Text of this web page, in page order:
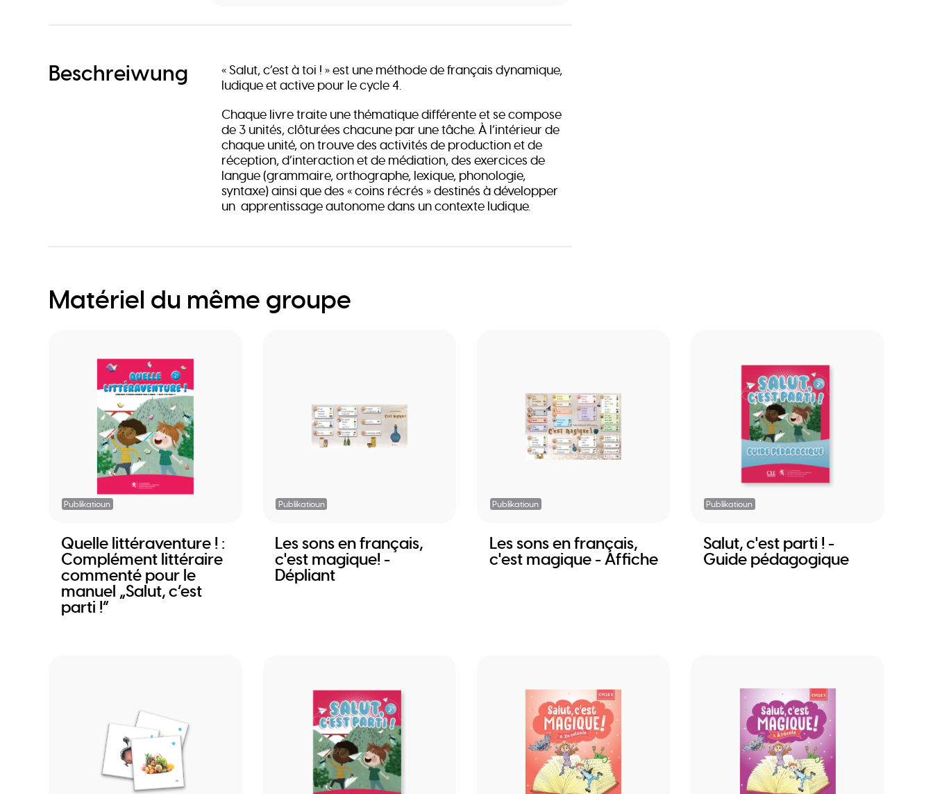
Beschreiwung
« Salut, c’est à toi ! » est une méthode de français dynamique,
ludique et active pour le cycle 4.
Chaque livre traite une thématique différente et se compose
de 3 unités, clôturées chacune par une tâche. À l’intérieur de
chaque unité, on trouve des activités de production et de
réception, d’interaction et de médiation, des exercices de
langue (grammaire, orthographe, lexique, phonologie,
syntaxe) ainsi que des « coins récrés » destinés à développer
un apprentissage autonome dans un contexte ludique.
Matériel du même groupe
Publikatioun
Quelle littéraventure ! :
Complément littéraire
commenté pour le
manuel „Salut, c’est
parti !“
Publikatioun
Les sons en français,
c'est magique! -
Dépliant
Publikatioun
Les sons en français,
c'est magique - Affiche
Publikatioun
Salut, c'est parti ! -
Guide pédagogique